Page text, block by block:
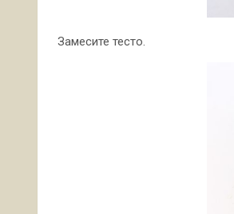
Замесите тесто.